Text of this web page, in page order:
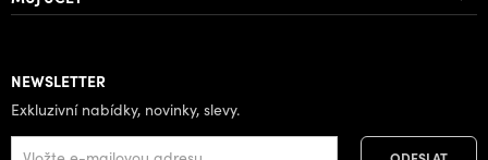
NEWSLETTER
Exkluzivní nabídky, novinky, slevy.